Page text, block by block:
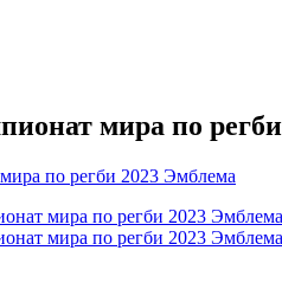
мира по